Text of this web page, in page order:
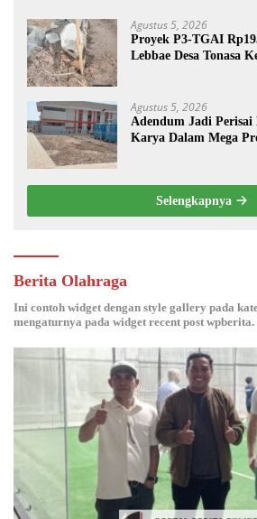
Agustus 5, 2026
Proyek P3-TGAI
Lebbae Desa Tonasa
Agustus 5, 2026
Adendum Jadi Perisai
Karya Dalam Mega
Selengkapnya
Berita Olahraga
Ini contoh widget dengan style gallery pada
mengaturnya pada widget recent post wpberita.